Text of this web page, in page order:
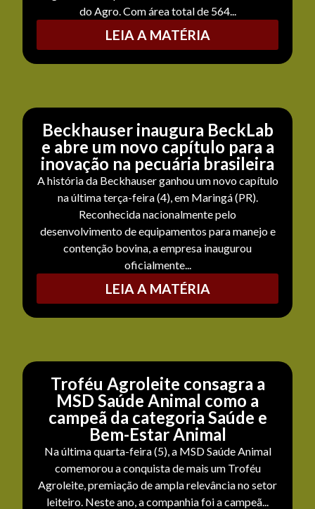
do Agro. Com área total de 564...
LEIA A MATÉRIA
Beckhauser inaugura BeckLab
e abre um novo capítulo para a
inovação na pecuária brasileira
A história da Beckhauser ganhou um novo capítulo
na última terça-feira (4), em Maringá (PR).
Reconhecida nacionalmente pelo
desenvolvimento de equipamentos para manejo e
contenção bovina, a empresa inaugurou
oficialmente...
LEIA A MATÉRIA
Troféu Agroleite consagra a
MSD Saúde Animal como a
campeã da categoria Saúde e
Bem-Estar Animal
Na última quarta-feira (5), a MSD Saúde Animal
comemorou a conquista de mais um Troféu
Agroleite, premiação de ampla relevância no setor
leiteiro. Neste ano, a companhia foi a campeã...